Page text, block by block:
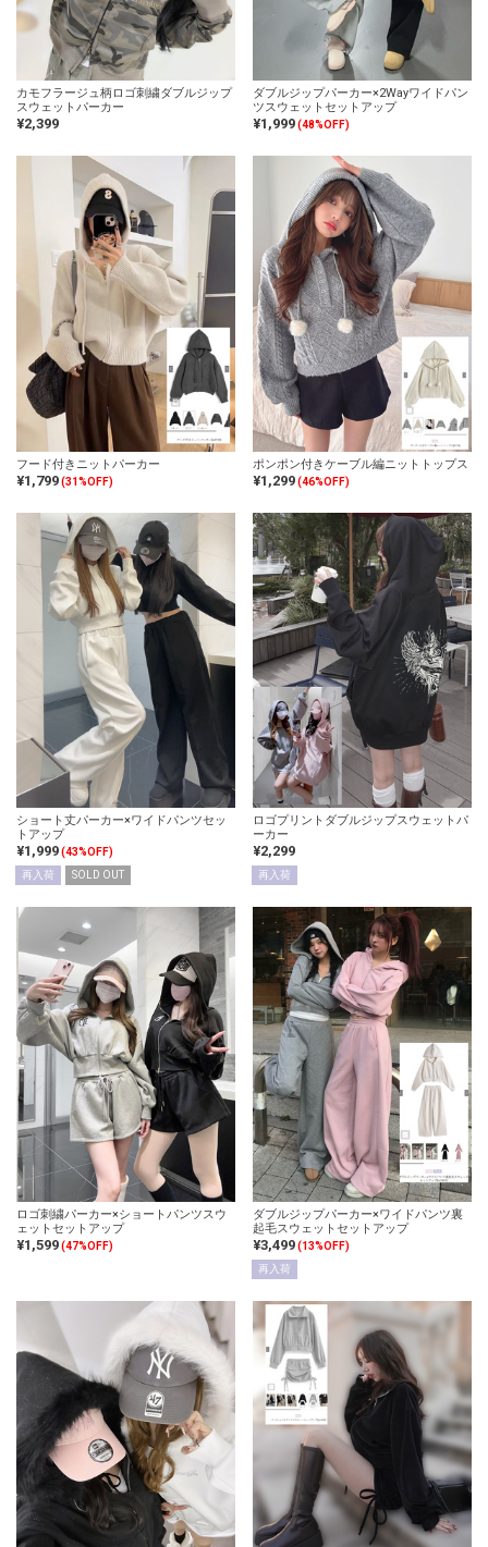
カモフラージュ柄ロゴ刺繍ダブルジップ
スウェットパーカー
¥2,399
ダブルジップパーカー×2Wayワイドパン
ツスウェットセットアップ
¥1,999(48%OFF)
フード付きニットパーカー
¥1,799(31%OFF)
ポンポン付きケーブル編ニットトップス
¥1,299(46%OFF)
ショート丈パーカー×ワイドパンツセッ
トアップ
¥1,999(43%OFF)
再入荷
SOLD OUT
ロゴプリントダブルジップスウェットパ
ーカー
¥2,299
再入荷
ロゴ刺繍パーカー×ショートパンツスウ
ェットセットアップ
¥1,599(47%OFF)
ダブルジップパーカー×ワイドパンツ裏
起毛スウェットセットアップ
¥3,499(13%OFF)
再入荷